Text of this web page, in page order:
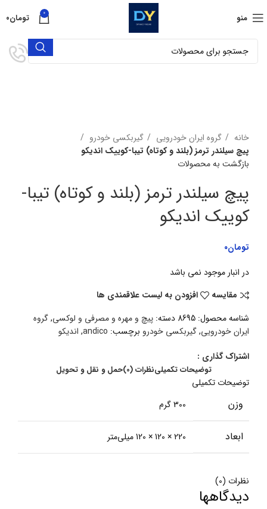
منو 0 تومان۰
خانه
گروه ایران خودرویی
گیربکسی خودرو
پیچ سیلندر ترمز (بلند و کوتاه) تیبا-کوییک اندیکو
بازگشت به محصولات
پیچ سیلندر ترمز (بلند و کوتاه) تیبا-
کوییک اندیکو
تومان۰
در انبار موجود نمی باشد
مقایسه
افزودن به لیست علاقمندی ها
شناسه محصول: 8695 دسته: پیچ و مهره و مصرفی و لوکسی,گروه
ایران خودرویی,گیربکسی خودرو برچسب: andico
, اندیکو
اشتراک گذاری :
توضیحات تکمیلینظرات (0) حمل و نقل و تحویل
توضیحات تکمیلی
وزن 300 گرم
ابعاد 220 × 120 × 120 میلی‌متر
نظرات (0)
دیدگاهها